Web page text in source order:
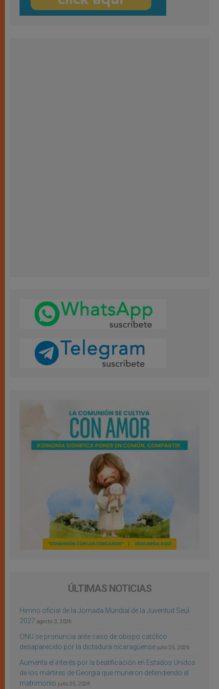
ÚLTIMAS NOTICIAS
Himno oficial de la Jornada Mundial de la Juventud Seúl
2027 agosto 3, 2026
ONU se pronuncia ante caso de obispo católico
desaparecido por la dictadura nicaragüense julio 25, 2026
Aumenta el interés por la beatificación en Estados Unidos
de los mártires de Georgia que murieron defendiendo el
matrimonio julio 25, 2026